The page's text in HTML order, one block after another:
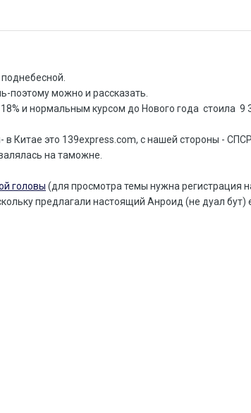
поэтому можно и рассказать.
18% и нормальным курсом до Нового года стоила 9
в Китае это 139express.com, с нашей стороны - СПСР.
на таможне.
головы (для просмотра темы нужна регистрация
предлагали настоящий Анроид (не дуал